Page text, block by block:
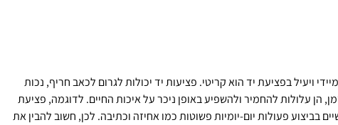
ויעיל בפציעת יד הוא קריטי. פציעות יד יכולות לגרום לכאב חריף, נכות
הן עלולות להחמיר ולהשפיע באופן ניכר על איכות החיים. לדוגמה, פציעת
בביצוע פעולות יום-יומיות פשוטות כמו אחיזה וכתיבה. לכן, חשוב להבין את